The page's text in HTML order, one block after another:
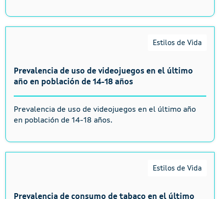
Estilos de Vida
Prevalencia de uso de videojuegos en el último
año en población de 14-18 años
Prevalencia de uso de videojuegos en el último año
en población de 14-18 años.
Estilos de Vida
Prevalencia de consumo de tabaco en el último